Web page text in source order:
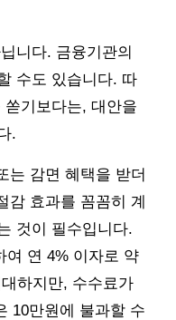
니다. 금융기관의
수도 있습니다. 따
기보다는, 대안을
.
는 감면 혜택을 받더
감 효과를 꼼꼼히 계
것이 필수입니다.
여 연 4% 이자로 약
하지만, 수수료가
10만원에 불과할 수